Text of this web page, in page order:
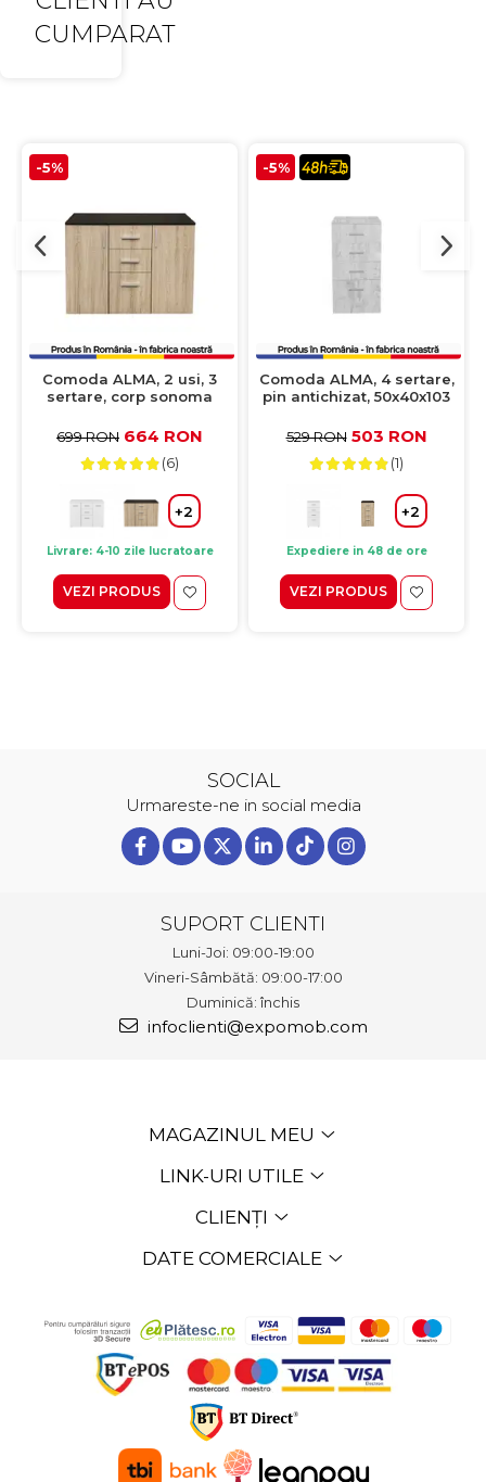
CUMPARAT
-5%
Comoda ALMA, 2 usi, 3
sertare, corp sonoma
deschis, 105x40x82 cm
699 RON 664 RON
(6)
+2
Livrare: 4-10 zile lucratoare
VEZI PRODUS
-5%
Comoda ALMA, 4 sertare,
pin antichizat, 50x40x103
529 RON 503 RON
(1)
+2
Expediere in 48 de ore
VEZI PRODUS
SOCIAL
Urmareste-ne in social media
SUPORT CLIENTI
Luni-Joi: 09:00-19:00
Vineri-Sâmbătă: 09:00-17:00
Duminică: închis
infoclienti@expomob.com
MAGAZINUL MEU
LINK-URI UTILE
CLIENȚI
DATE COMERCIALE